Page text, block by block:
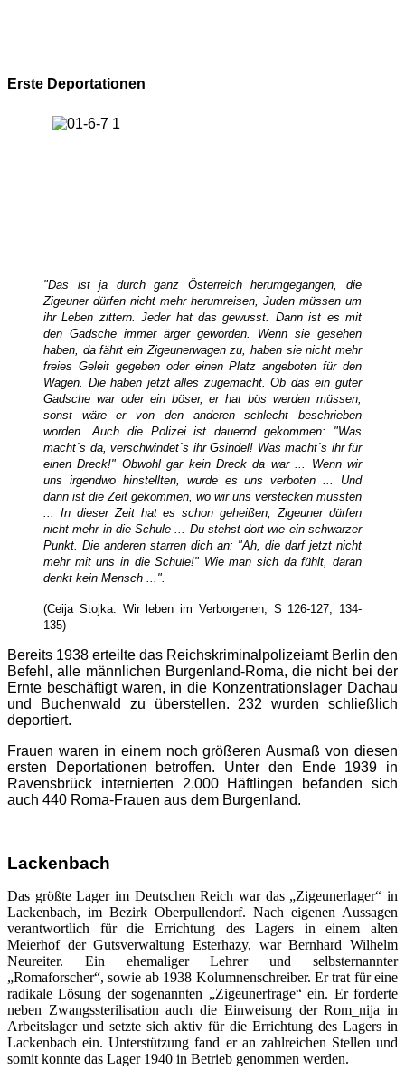
Erste Deportationen
"Das ist ja durch ganz Österreich herumgegangen, die
Zigeuner dürfen nicht mehr herumreisen, Juden müssen um
ihr Leben zittern. Jeder hat das gewusst. Dann ist es mit
den Gadsche immer ärger geworden. Wenn sie gesehen
haben, da fährt ein Zigeunerwagen zu, haben sie nicht mehr
freies Geleit gegeben oder einen Platz angeboten für den
Wagen. Die haben jetzt alles zugemacht. Ob das ein guter
Gadsche war oder ein böser, er hat bös werden müssen,
sonst wäre er von den anderen schlecht beschrieben
worden. Auch die Polizei ist dauernd gekommen: "Was
macht´s da, verschwindet´s ihr Gsindel! Was macht´s ihr für
einen Dreck!" Obwohl gar kein Dreck da war ... Wenn wir
uns irgendwo hinstellten, wurde es uns verboten ... Und
dann ist die Zeit gekommen, wo wir uns verstecken mussten
... In dieser Zeit hat es schon geheißen, Zigeuner dürfen
nicht mehr in die Schule ... Du stehst dort wie ein schwarzer
Punkt. Die anderen starren dich an: "Ah, die darf jetzt nicht
mehr mit uns in die Schule!" Wie man sich da fühlt, daran
denkt kein Mensch ...".
(Ceija Stojka: Wir leben im Verborgenen, S 126-127, 134-
135)
Bereits 1938 erteilte das Reichskriminalpolizeiamt Berlin den
Befehl, alle männlichen Burgenland-Roma, die nicht bei der
Ernte beschäftigt waren, in die Konzentrationslager Dachau
und Buchenwald zu überstellen. 232 wurden schließlich
deportiert.
Frauen waren in einem noch größeren Ausmaß von diesen
ersten Deportationen betroffen. Unter den Ende 1939 in
Ravensbrück internierten 2.000 Häftlingen befanden sich
auch 440 Roma-Frauen aus dem Burgenland.
Lackenbach
Das größte Lager im Deutschen Reich war das „Zigeunerlager“ in
Lackenbach, im Bezirk Oberpullendorf. Nach eigenen Aussagen
verantwortlich für die Errichtung des Lagers in einem alten
Meierhof der Gutsverwaltung Esterhazy, war Bernhard Wilhelm
Neureiter. Ein ehemaliger Lehrer und selbsternannter
„Romaforscher“, sowie ab 1938 Kolumnenschreiber. Er trat für eine
radikale Lösung der sogenannten „Zigeunerfrage“ ein. Er forderte
neben Zwangssterilisation auch die Einweisung der Rom_nija in
Arbeitslager und setzte sich aktiv für die Errichtung des Lagers in
Lackenbach ein. Unterstützung fand er an zahlreichen Stellen und
somit konnte das Lager 1940 in Betrieb genommen werden.